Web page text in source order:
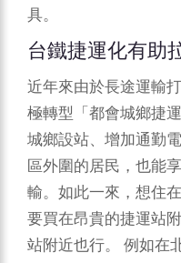
具。
台鐵捷運化有助
近年來由於長途運輸
極轉型「都會城鄉捷
城鄉設站、增加通勤
區外圍的居民，也能
輸。如此一來，想住
要買在昂貴的捷運站
站附近也行。 例如在